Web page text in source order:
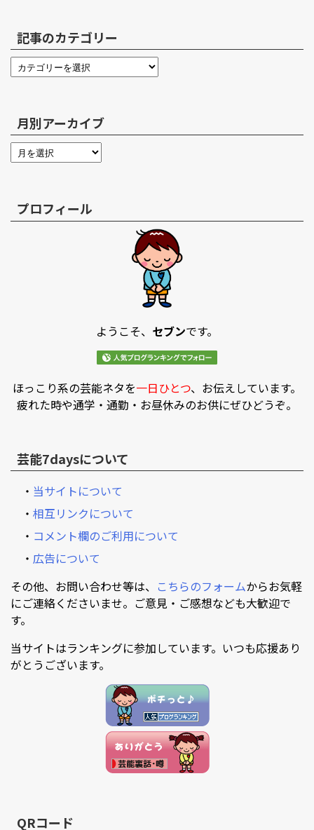
記事のカテゴリー
月別アーカイブ
プロフィール
ようこそ、 セブンです。
ほっこり系の芸能ネタを一日ひとつ、お伝えしています。
疲れた時や通学・通勤・お昼休みのお供にぜひどうぞ。
芸能7daysについて
・ 当サイトについて
・ 相互リンクについて
・ コメント欄のご利用について
・ 広告について
その他、お問い合わせ等は、 こちらのフォームからお気軽
にご連絡くださいませ。ご意見・ご感想なども大歓迎で
す。
当サイトはランキングに参加しています。いつも応援あり
がとうございます。
QRコード